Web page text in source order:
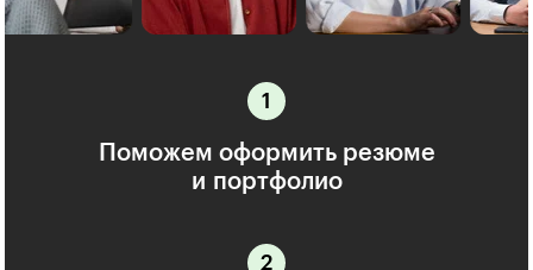
Поможем оформить резюме
и портфолио